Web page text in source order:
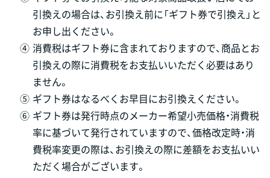
引換えの場合は、お引換え前に「ギフト券で引換え」と
お申し出ください。
④ 消費税はギフト券に含まれておりますので、商品とお
引換えの際に消費税をお支払いいただく必要はあり
ません。
⑤ ギフト券はなるべくお早目にお引換えください。
⑥ ギフト券は発行時点のメーカー希望小売価格・消費税
率に基づいて発行されていますので、価格改定時・消
費税率変更の際は、お引換えの際に差額をお支払いい
ただく場合がございます。